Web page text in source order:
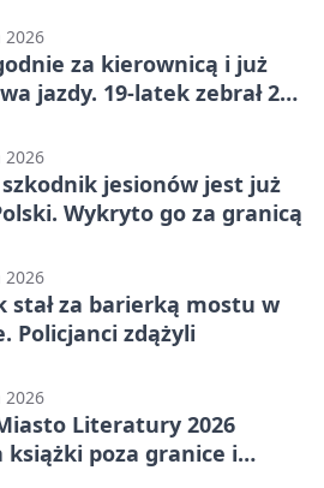
za kierownicą i już
jazdy. 19-latek zebrał 23
jesionów jest już
Wykryto go za granicą
stał za barierką mostu w
Policjanci zdążyli
Literatury 2026
poza granice i